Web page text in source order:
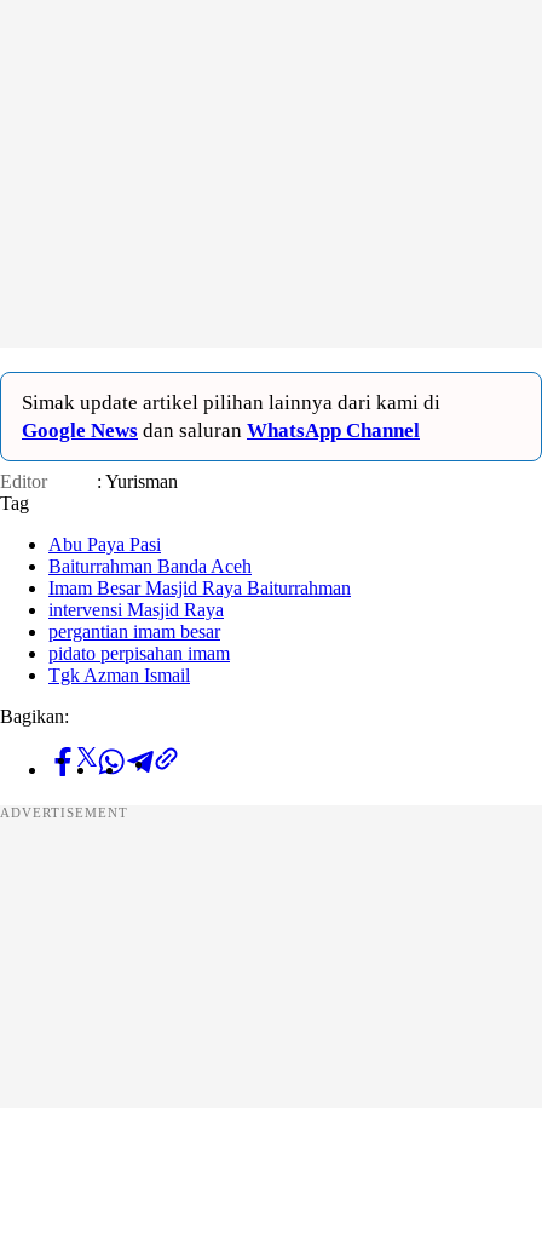
Simak update artikel pilihan lainnya dari kami di
Google News dan saluran WhatsApp Channel
Editor
: Yurisman
Tag
Abu Paya Pasi
Baiturrahman Banda Aceh
Imam Besar Masjid Raya Baiturrahman
intervensi Masjid Raya
pergantian imam besar
pidato perpisahan imam
Tgk Azman Ismail
Bagikan:
ADVERTISEMENT